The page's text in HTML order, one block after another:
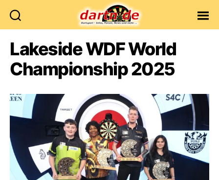
Lakeside WDF World
Championship 2025